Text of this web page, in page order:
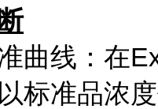
曲线：在
标准品浓